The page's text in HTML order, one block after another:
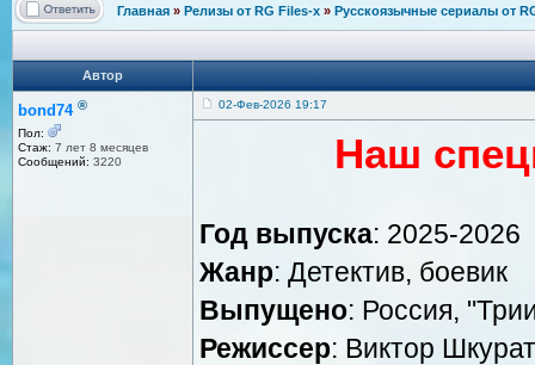
Главная » Релизы от RG Files-x » Русскоязычные сериалы от
Автор
bond74 ®
Пол:
Стаж: 7 лет 8 месяцев
Сообщений: 3220
02-Фев-2026 19:17
Наш
Год выпуска: 2025-2026
Жанр: Детектив, боевик
Выпущено: Россия,
Режиссер: Виктор